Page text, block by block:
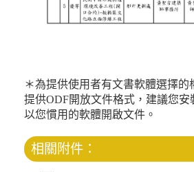
＊為提供使用者有文書軟體選擇的
提供ODF開放文件格式，建議您安
以您慣用的軟體開啟文件。
相關附件：